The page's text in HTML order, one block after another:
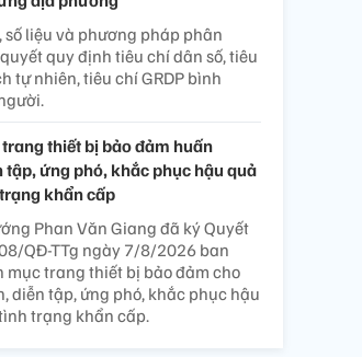
số liệu và phương pháp phân
quy định tiêu chí dân số, tiêu
tự nhiên, tiêu chí GRDP bình
thiết bị bảo đảm huấn
tập, ứng phó, khắc phục hậu quả
khẩn cấp
Phan Văn Giang đã ký Quyết
QĐ-TTg ngày 7/8/2026 ban
mục trang thiết bị bảo đảm cho
diễn tập, ứng phó, khắc phục hậu
trạng khẩn cấp.